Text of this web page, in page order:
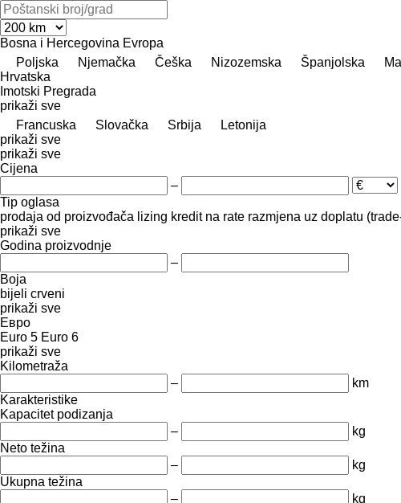
Bosna i Hercegovina Evropa
Poljska
Njemačka Češka Nizozemska Španjolska
Hrvatska
Imotski Pregrada
prikaži sve
Francuska
Slovačka Srbija
Letonija
prikaži sve
prikaži sve
Cijena
–
Tip oglasa
prodaja od proizvođača lizing kredit na rate razmjena uz doplatu
prikaži sve
Godina proizvodnje
–
Boja
bijeli crveni
prikaži sve
Евро
Euro 5 Euro 6
prikaži sve
Kilometraža
–
km
Karakteristike
Kapacitet podizanja
–
kg
Neto težina
–
kg
Ukupna težina
–
kg